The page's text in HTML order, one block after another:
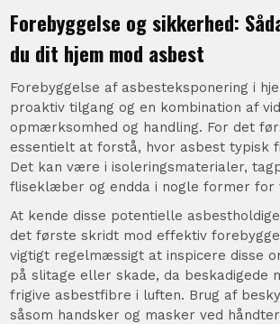
Forebyggelse og sikkerhed:
du dit hjem mod asbest
Forebyggelse af asbesteksponering i
proaktiv tilgang og en kombination af
opmærksomhed og handling. For det
essentielt at forstå, hvor asbest typisk
Det kan være i isoleringsmaterialer,
fliseklæber og endda i nogle former for
At kende disse potentielle
det første skridt mod effektiv
vigtigt regelmæssigt at inspicere disse
på slitage eller skade, da beskadigede
frigive asbestfibre i luften. Brug af
såsom handsker og masker ved